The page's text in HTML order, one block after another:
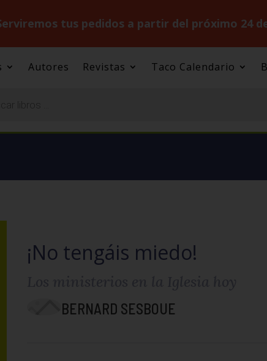
tus pedidos a partir del próximo 24
Autores Revistas Taco Calendario
¡No tengáis miedo!
BERNARD SESBOUE